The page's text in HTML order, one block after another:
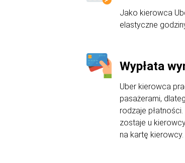
Jako kierowca
elastyczne
Wypłata
Uber kierowca
pasażerami,
rodzaje
zostaje u
na kartę kierowcy.